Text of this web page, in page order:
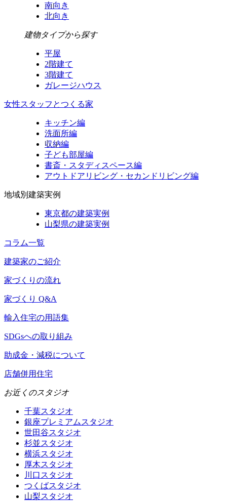
南向き
北向き
建物タイプから探す
平屋
2階建て
3階建て
ガレージハウス
女性スタッフとつくる家
キッチン編
洗面所編
収納編
子ども部屋編
書斎・スタディスペース編
アウトドアリビング・セカンドリビング編
地域別建築実例
東京都の建築実例
山梨県の建築実例
コラム一覧
建築家のご紹介
家づくりの流れ
家づくり Q&A
輸入住宅の用語集
SDGsへの取り組み
助成金・減税について
店舗併用住宅
お近くのスタジオ
千葉スタジオ
銀座プレミアムスタジオ
世田谷スタジオ
杉並スタジオ
横浜スタジオ
厚木スタジオ
川口スタジオ
つくばスタジオ
山梨スタジオ